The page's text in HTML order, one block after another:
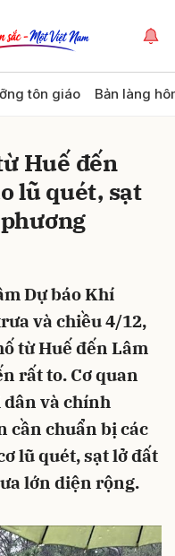
tôn giáo Bản làng
Huế đến
lũ quét, sạt
Dự báo Khí
và chiều 4/12,
từ Huế đến Lâm
rất to. Cơ quan
và chính
cần chuẩn bị các
lũ quét, sạt lở đất
lớn diện rộng.